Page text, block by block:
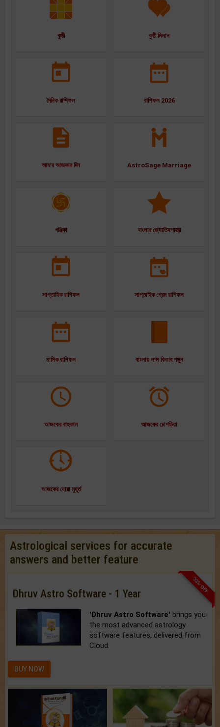
কুষ্ঠী কুষ্ঠী মিলান
দৈনিক রাশিফল রাশিফল 2026
আমার আজকার দিন AstroSage Marriage
পঞ্জিকা বাংলার জ্যোতিষশাস্ত্র
সাপ্তাহিক রাশিফল সাপ্তাহিক প্রেম রাশিফল
মাসিক রাশিফল বাংলায় লাল কিতাব পড়ুন
আজকের রাহুকাল আজকের চোগড়িয়া
আজকের হোৱা মুহূর্ত
Astrological services for accurate
answers and better feature
33% OFF
Dhruv Astro Software - 1 Year
'Dhruv Astro Software' brings you
the most advanced astrology
software features, delivered from
Cloud.
BUY NOW